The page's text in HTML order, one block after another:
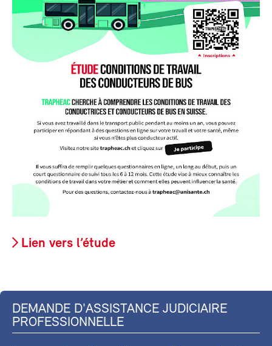
Lien vers l’étude
DEMANDE D'ASSISTANCE JUDICIAIRE
PROFESSIONNELLE